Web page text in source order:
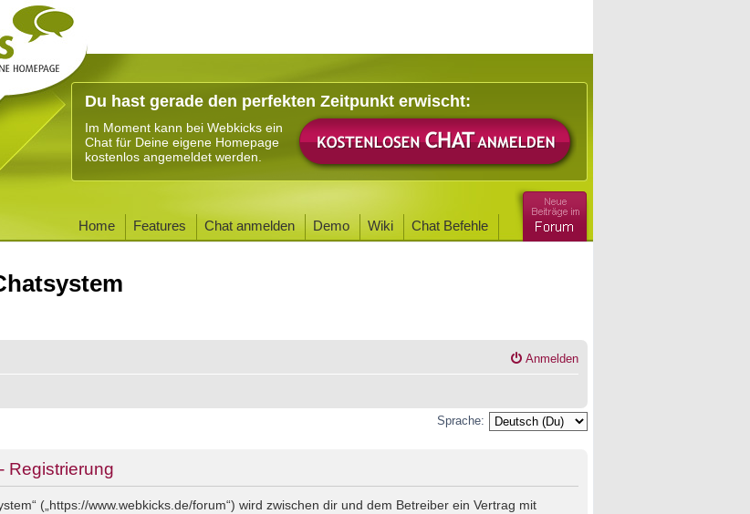
Du hast gerade den perfekten Zeitpunkt erwischt:
Im Moment kann bei Webkicks ein
Chat für Deine eigene Homepage
kostenlos angemeldet werden.
Home Features Chat anmelden Demo Wiki Chat Befehle
Anmelden
Sprache:
Registrierung
(„https://www.webkicks.de/forum“) wird zwischen dir und dem Betreiber ein Vertrag mit